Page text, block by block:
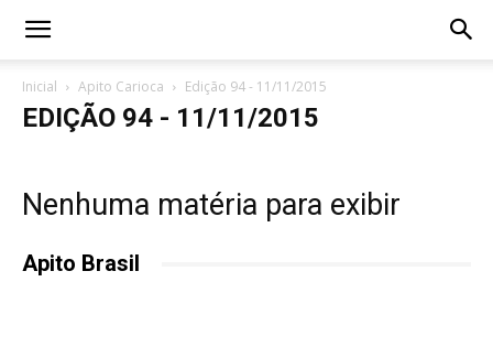
Inicial Apito Carioca Edição 94 - 11/11/2015
EDIÇÃO 94 - 11/11/2015
Nenhuma matéria para exibir
Apito Brasil